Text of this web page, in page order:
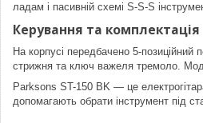
ладам і пасивній схемі S-S-S
Керування та комплектація
На корпусі передбачено 5-позиційний
стрижня та ключ важеля тремоло.
Parksons ST-150 BK — це
допомагають обрати інструмент під